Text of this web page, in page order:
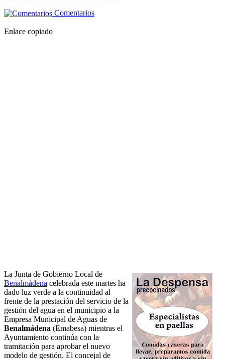
Comentarios
Enlace copiado
La Junta de Gobierno Local de
Benalmádena celebrada este martes ha
dado luz verde a la continuidad al
frente de la prestación del servicio de la
gestión del agua en el municipio a la
Empresa Municipal de Aguas de
Benalmádena (Emabesa) mientras el
Ayuntamiento continúa con la
tramitación para aprobar el nuevo
modelo de gestión. El concejal de